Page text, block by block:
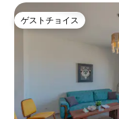
ゲストチョイス
ゲストチョイス